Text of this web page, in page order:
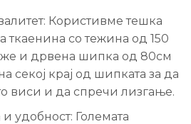
Користивме тешка
ткаенина со тежина од 150
и дрвена шипка од 80см
секој крај од шипката за да
виси и да спречи лизгање.
удобност: Големата